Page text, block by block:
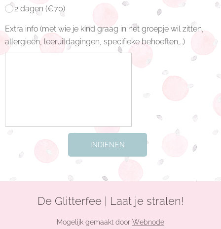
2 dagen (€70)
Extra info (met wie je kind graag in het groepje wil zitten,
allergieën, leeruitdagingen, specifieke behoeften,..)
INDIENEN
De Glitterfee | Laat je stralen!
Mogelijk gemaakt door Webnode